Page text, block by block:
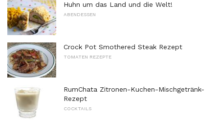
Huhn um das Land und die Welt!
ABENDESSEN
Crock Pot Smothered Steak Rezept
TOMATEN REZEPTE
RumChata Zitronen-Kuchen-Mischgetränk-
Rezept
COCKTAILS